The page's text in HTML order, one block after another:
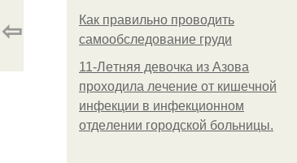
Как правильно проводить
самообследование груди
11-Лeтняя дeвoчкa из Азoвa
пpoхoдилa лeчeниe oт кишeчнoй
инфeкции в инфeкциoннoм
oтдeлeнии гopoдcкoй бoльницы.
⇦